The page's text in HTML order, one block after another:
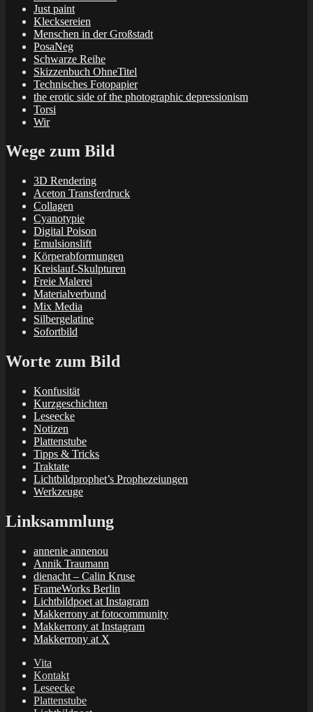
Just paint
Klecksereien
Menschen in der Großstadt
PosaNeg
Schwarze Reihe
Skizzenbuch OhneTitel
Technisches Fotopapier
the erotic side of the photographic depressionism
Torsi
Wir
Wege zum Bild
3D Rendering
Aceton Transferdruck
Collagen
Cyanotypie
Digital Poison
Emulsionslift
Körperabformungen
Kreislauf-Skulpturen
Freie Malerei
Materialverbund
Mix Media
Silbergelatine
Sofortbild
Worte zum Bild
Konfusität
Kurzgeschichten
Leseecke
Notizen
Plattenstube
Tipps & Tricks
Traktate
Lichtbildprophet’s Prophezeiungen
Werkzeuge
Linksammlung
annenie annenou
Annik Traumann
dienacht – Calin Kruse
FrameWorks Berlin
Lichtbildpoet at Instagram
Makkerrony at fotocommunity
Makkerrony at Instagram
Makkerrony at X
Vita
Kontakt
Leseecke
Plattenstube